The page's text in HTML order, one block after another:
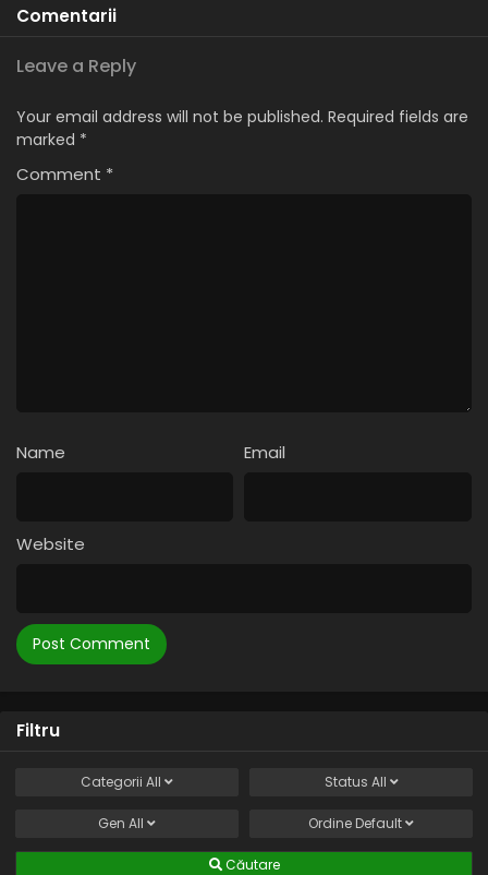
Comentarii
Leave a Reply
Your email address will not be published. Required fields are
marked *
Comment *
Name Email
Website
Filtru
Categorii All Status All
Gen All Ordine Default
Căutare